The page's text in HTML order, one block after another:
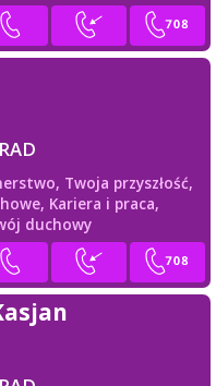
Twoja przyszłość,
Kariera i praca,
duchowy